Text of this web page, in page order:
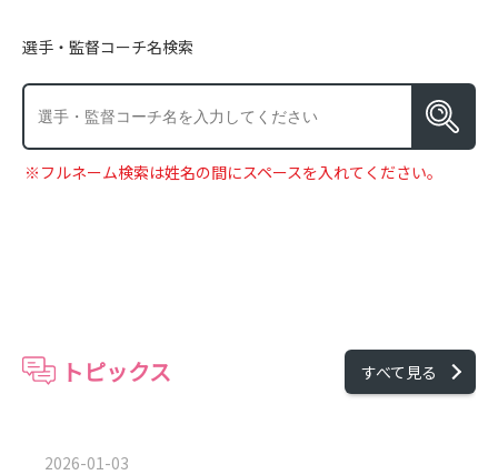
選手・監督コーチ名検索
※フルネーム検索は姓名の間にスペースを入れてください。
トピックス すべて見る
2026-01-03